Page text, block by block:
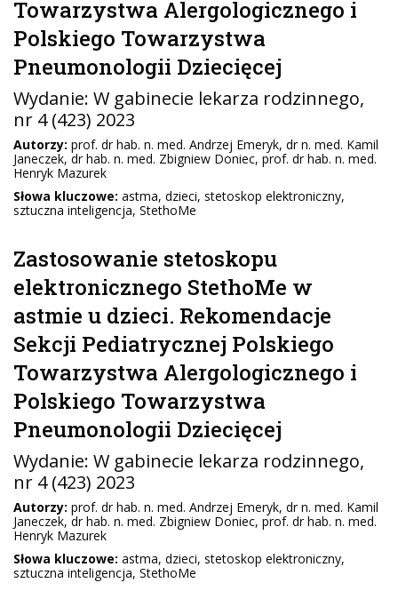
Towarzystwa Alergologicznego i
Polskiego Towarzystwa
Pneumonologii Dziecięcej
Wydanie: W gabinecie lekarza rodzinnego,
nr 4 (423) 2023
Autorzy: prof. dr hab. n. med. Andrzej Emeryk, dr n. med. Kamil
Janeczek, dr hab. n. med. Zbigniew Doniec, prof. dr hab. n. med.
Henryk Mazurek
Słowa kluczowe: astma, dzieci, stetoskop elektroniczny,
sztuczna inteligencja, StethoMe
Zastosowanie stetoskopu
elektronicznego StethoMe w
astmie u dzieci. Rekomendacje
Sekcji Pediatrycznej Polskiego
Towarzystwa Alergologicznego i
Polskiego Towarzystwa
Pneumonologii Dziecięcej
Wydanie: W gabinecie lekarza rodzinnego,
nr 4 (423) 2023
Autorzy: prof. dr hab. n. med. Andrzej Emeryk, dr n. med. Kamil
Janeczek, dr hab. n. med. Zbigniew Doniec, prof. dr hab. n. med.
Henryk Mazurek
Słowa kluczowe: astma, dzieci, stetoskop elektroniczny,
sztuczna inteligencja, StethoMe